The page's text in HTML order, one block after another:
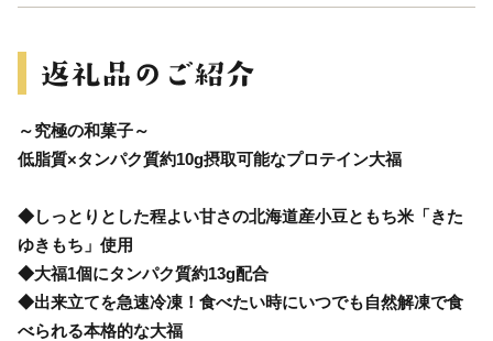
～究極の和菓子～
低脂質×タンパク質約10g摂取可能なプロテイン大福
◆しっとりとした程よい甘さの北海道産小豆ともち米「きた
ゆきもち」使用
◆大福1個にタンパク質約13g配合
◆出来立てを急速冷凍！食べたい時にいつでも自然解凍で食
べられる本格的な大福